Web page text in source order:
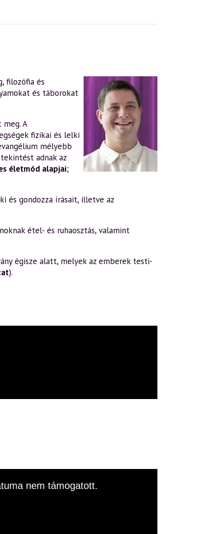
filozófia és
és táborokat
A
fizikai és lelki
mélyebb
adnak az
életmód alapjai;
és gondozza írásait, illetve az
étel- és ruhaosztás, valamint
égisze alatt, melyek az emberek testi-
).
nem támogatott.